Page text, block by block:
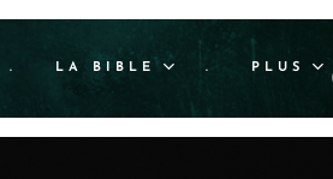
. LA BIBLE . PLUS